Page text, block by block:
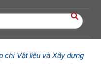
chí Vật liệu và Xây dựng